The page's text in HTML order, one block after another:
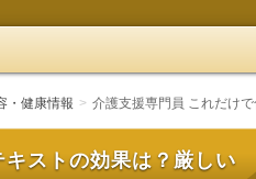
・健康情報 介護支援専門員 これだけ
ストの効果は？厳しい